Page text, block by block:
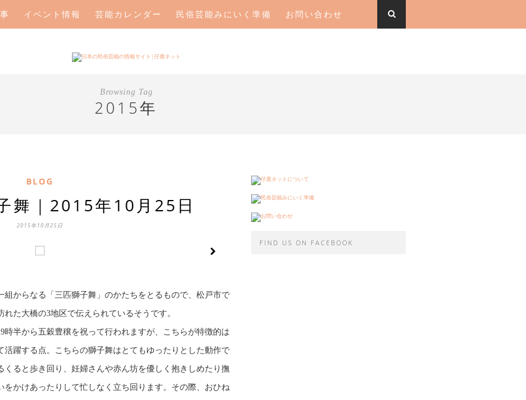
イベント情報 芸能カレンダー 民俗芸能みにいく準備 お問い合わせ
Browsing Tag
2015年
BLOG
舞｜2015年10月25日
2015年10月25日
からなる「三匹獅子舞」のかたちをとるもので、松戸市で
た大橋の3地区で伝えられているそうです。
時半から五穀豊穣を祝って行われますが、こちらが特徴的は
躍する点。こちらの獅子舞はとてもゆったりとした動作で
ると歩き回り、妊婦さんや赤ん坊を優しく抱きしめたり撫
かけあったりして忙しなく立ち回ります。その際、おひね
FIND US ON FACEBOOK